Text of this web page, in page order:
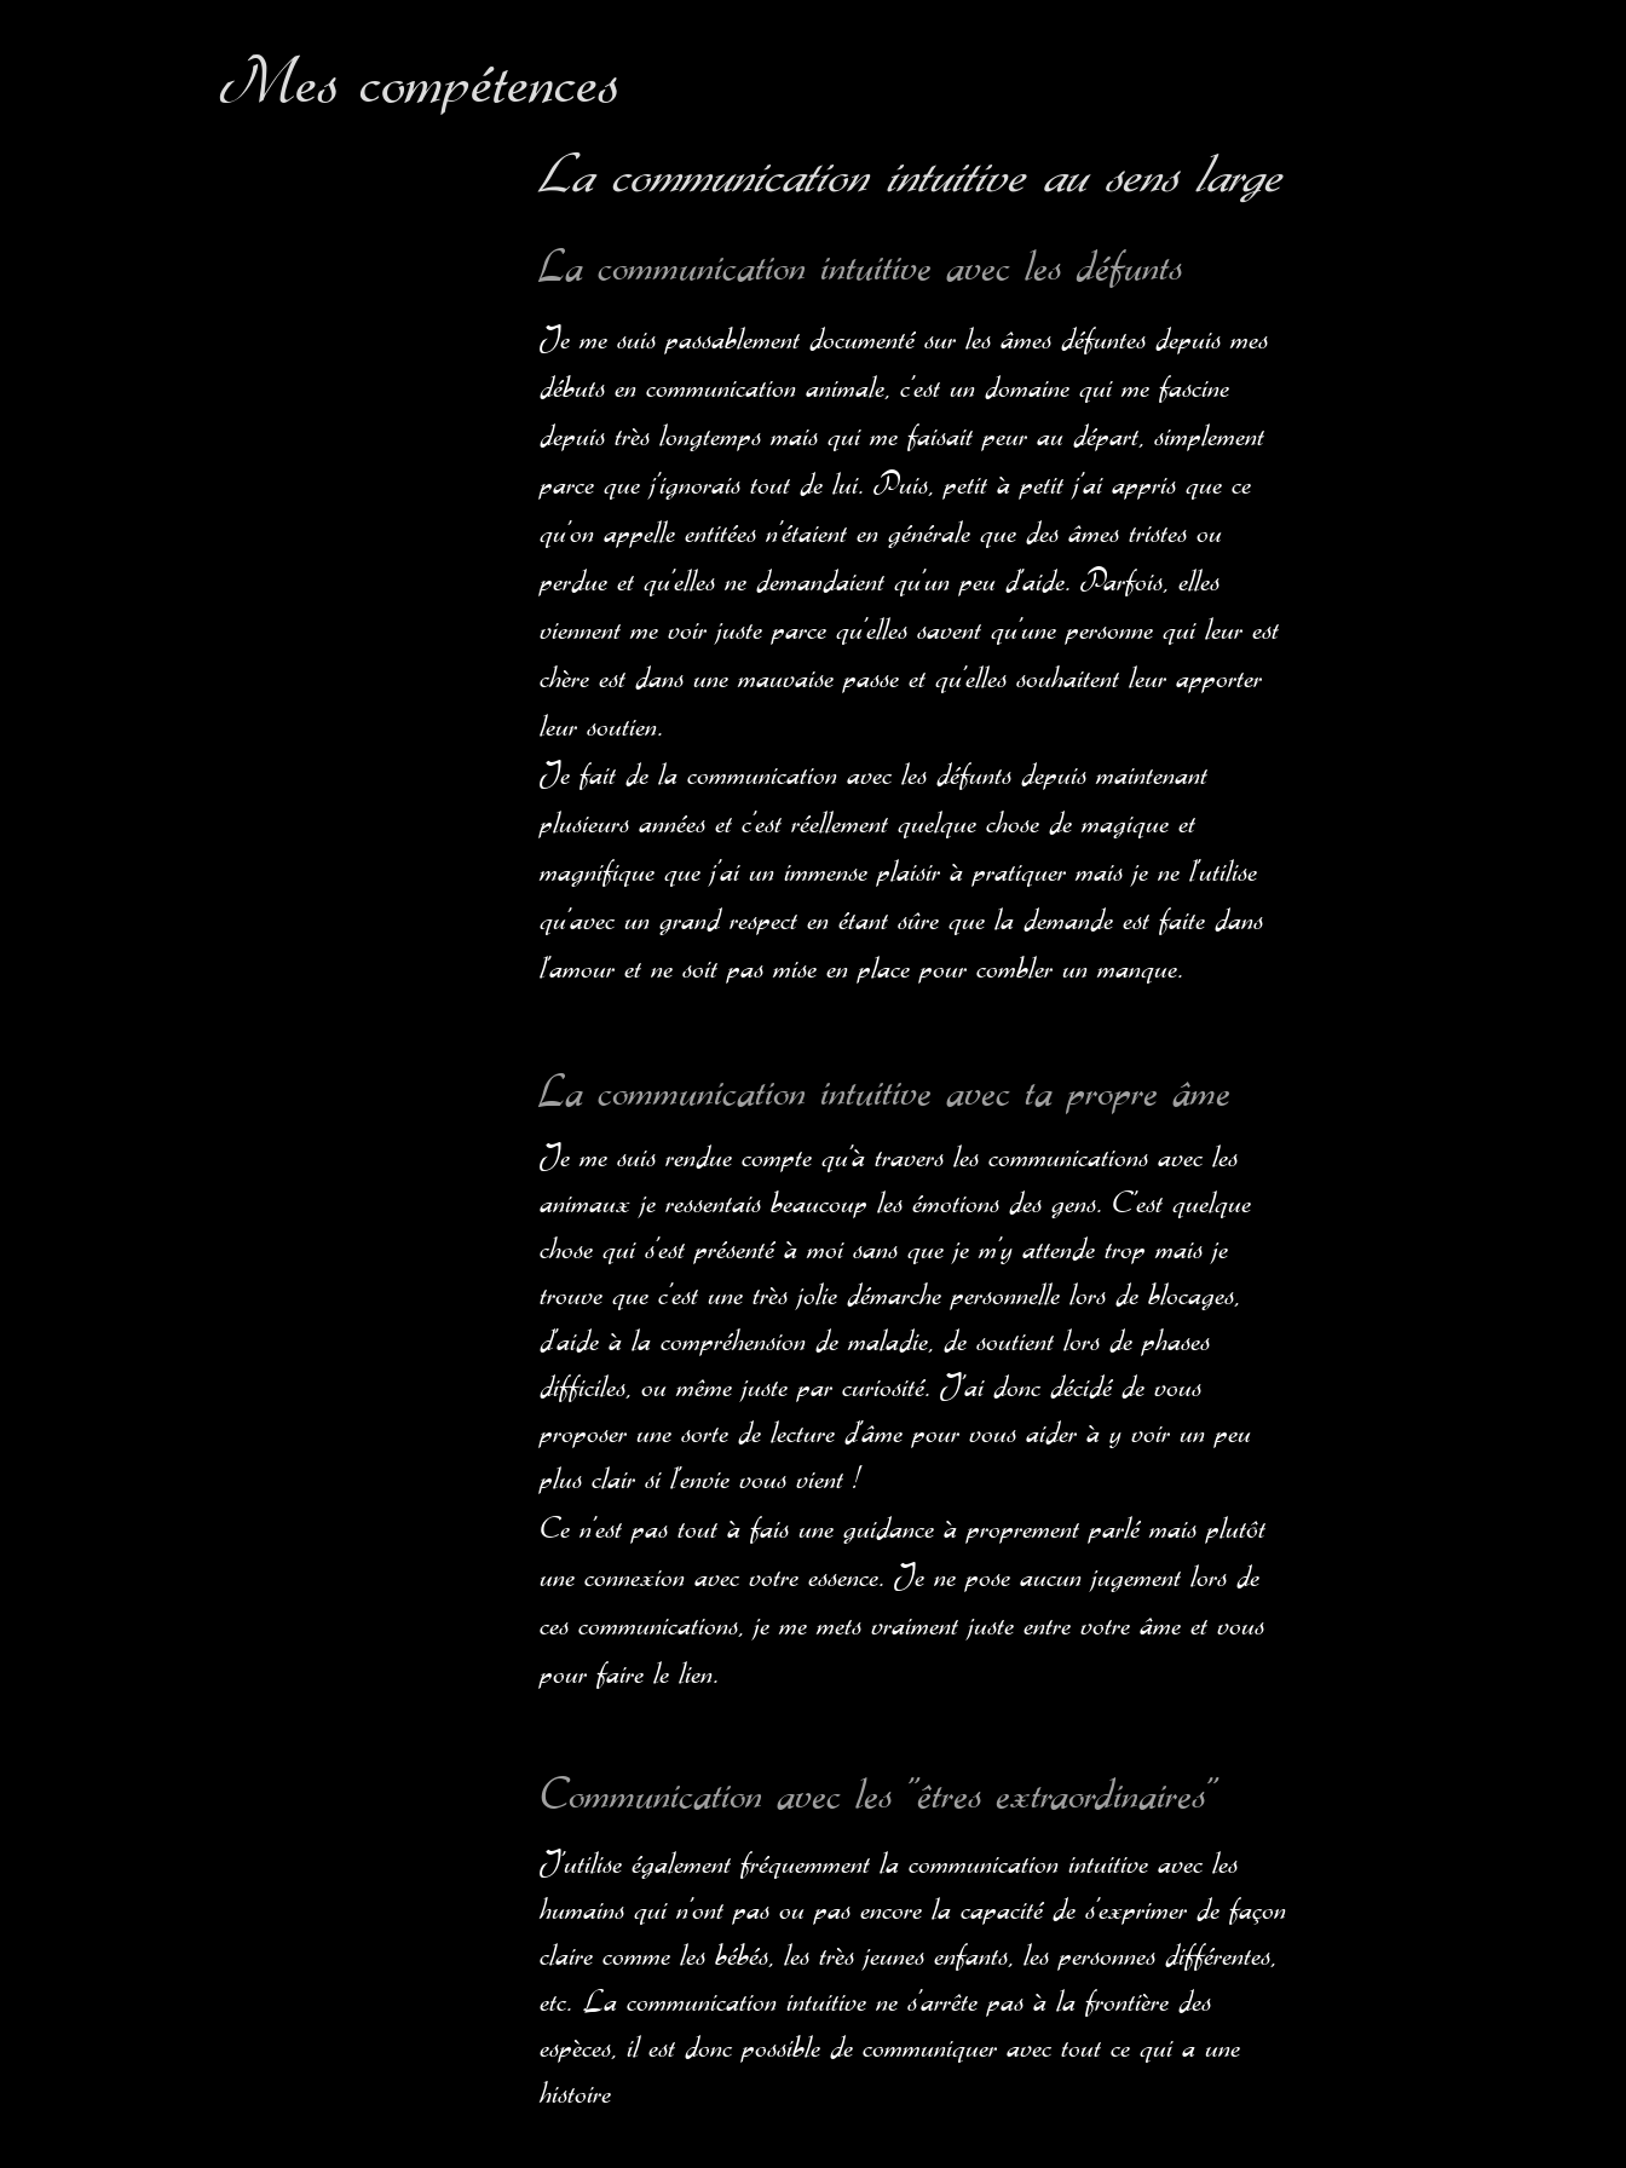
Mes compétences
La communication intuitive au sens large
La communication intuitive avec les défunts
Je me suis passablement documenté sur les âmes défuntes depuis mes
débuts en communication animale, c’est un domaine qui me fascine
depuis très longtemps mais qui me faisait peur au départ, simplement
parce que j’ignorais tout de lui. Puis, petit à petit j’ai appris que ce
qu'on appelle entitées n’étaient en générale que des âmes tristes ou
perdue et qu’elles ne demandaient qu’un peu d’aide. Parfois, elles
viennent me voir juste parce qu’elles savent qu’une personne qui leur est
chère est dans une mauvaise passe et qu’elles souhaitent leur apporter
leur soutien.
Je fait de la communication avec les défunts depuis maintenant
plusieurs années et c’est réellement quelque chose de magique et
magnifique que j'ai un immense plaisir à pratiquer mais je ne l’utilise
qu’avec un grand respect en étant sûre que la demande est faite dans
l’amour et ne soit pas mise en place pour combler un manque.
c’est
La communication intuitive avec ta propre âme
Je me suis rendue compte qu’à travers les communications avec les
animaux je ressentais beaucoup les émotions des gens. C’est quelque
chose qui s’est présenté à moi sans que je m’y attende trop mais je
trouve que c’est une très jolie démarche personnelle lors de blocages,
d'aide à la compréhension de maladie, de soutient lors de phases
difficiles, ou même juste par curiosité. J’ai donc décidé de vous
proposer une sorte de lecture d’âme pour vous aider à y voir un peu
plus clair si l’envie vous vient !
Ce n’est pas tout à fais une guidance à proprement parlé mais plutôt
une connexion avec votre essence. Je ne pose aucun jugement lors de
ces communications, je me mets vraiment juste entre votre âme et vous
pour faire le lien.
Communication avec les "êtres extraordinaires"
J'utilise également fréquemment la communication intuitive avec les
humains qui n'ont pas ou pas encore la capacité de s'exprimer de façon
claire comme les bébés, les très jeunes enfants, les personnes différentes,
etc. .La communication intuitive ne s'arrête pas à la frontière des
espèces, il est donc possible de communiquer avec tout ce qui a une
histoire